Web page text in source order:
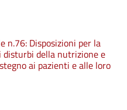
n.76: Disposizioni per la
disturbi della nutrizione e
ai pazienti e alle loro